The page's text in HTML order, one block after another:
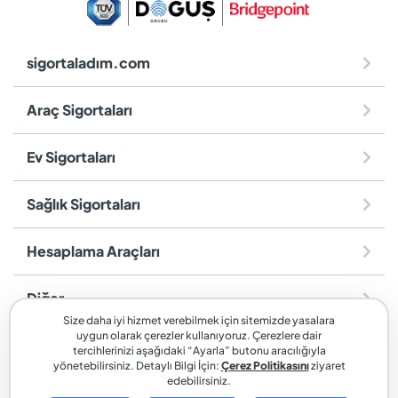
sigortaladım.com
Araç Sigortaları
Ev Sigortaları
Sağlık Sigortaları
Hesaplama Araçları
Diğer
sigortaladım.com, SİGORTALADIM SİGORTA VE REASÜRANS
BROKERLİĞİ A.Ş. markasıdır.
Size daha iyi hizmet verebilmek için sitemizde yasalara
uygun olarak çerezler kullanıyoruz. Çerezlere dair
tercihlerinizi aşağıdaki “Ayarla” butonu aracılığıyla
yönetebilirsiniz. Detaylı Bilgi İçin: Çerez Politikasınıziyaret
edebilirsiniz.